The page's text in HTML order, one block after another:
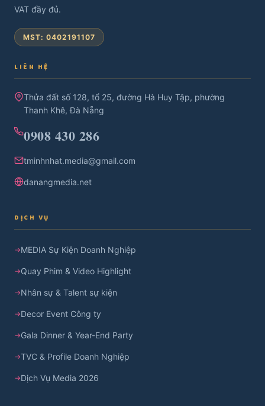
VAT đầy đủ.
MST: 0402191107
LIÊN HỆ
Thửa đất số 128, tổ 25, đường Hà Huy Tập, phường
Thanh Khê, Đà Nẵng
0908 430 286
tminhnhat.media@gmail.com
danangmedia.net
DỊCH VỤ
MEDIA Sự Kiện Doanh Nghiệp
Quay Phim & Video Highlight
Nhân sự & Talent sự kiện
Decor Event Công ty
Gala Dinner & Year-End Party
TVC & Profile Doanh Nghiệp
Dịch Vụ Media 2026